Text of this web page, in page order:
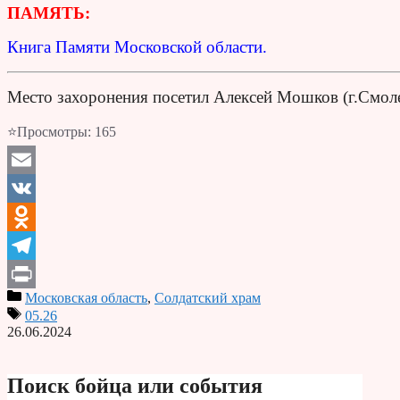
ПАМЯТЬ:
Книга Памяти Московской области.
Место захоронения посетил Алексей Мошков
⭐Просмотры: 165
Email
VK
Odnoklassniki
Telegram
PrintМосковская область, Солдатский храм
05.26
26.06.2024
Поиск бойца или события